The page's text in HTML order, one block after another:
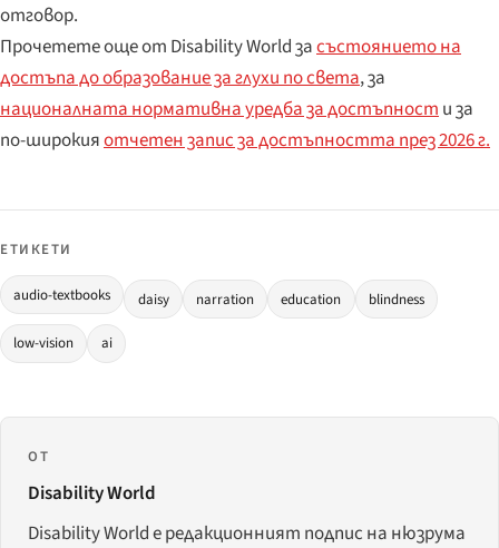
отговор.
Прочетете още от Disability World засъстоянието на
достъпа до образование за глухи по света, за
националната нормативна уредба за достъпности за
по-широкияотчетен запис за достъпността през 2026 г.
ЕТИКЕТИ
audio-textbooks daisy narration education blindness
low-vision ai
ОТ
Disability World
Disability World е редакционният подпис на нюзрума